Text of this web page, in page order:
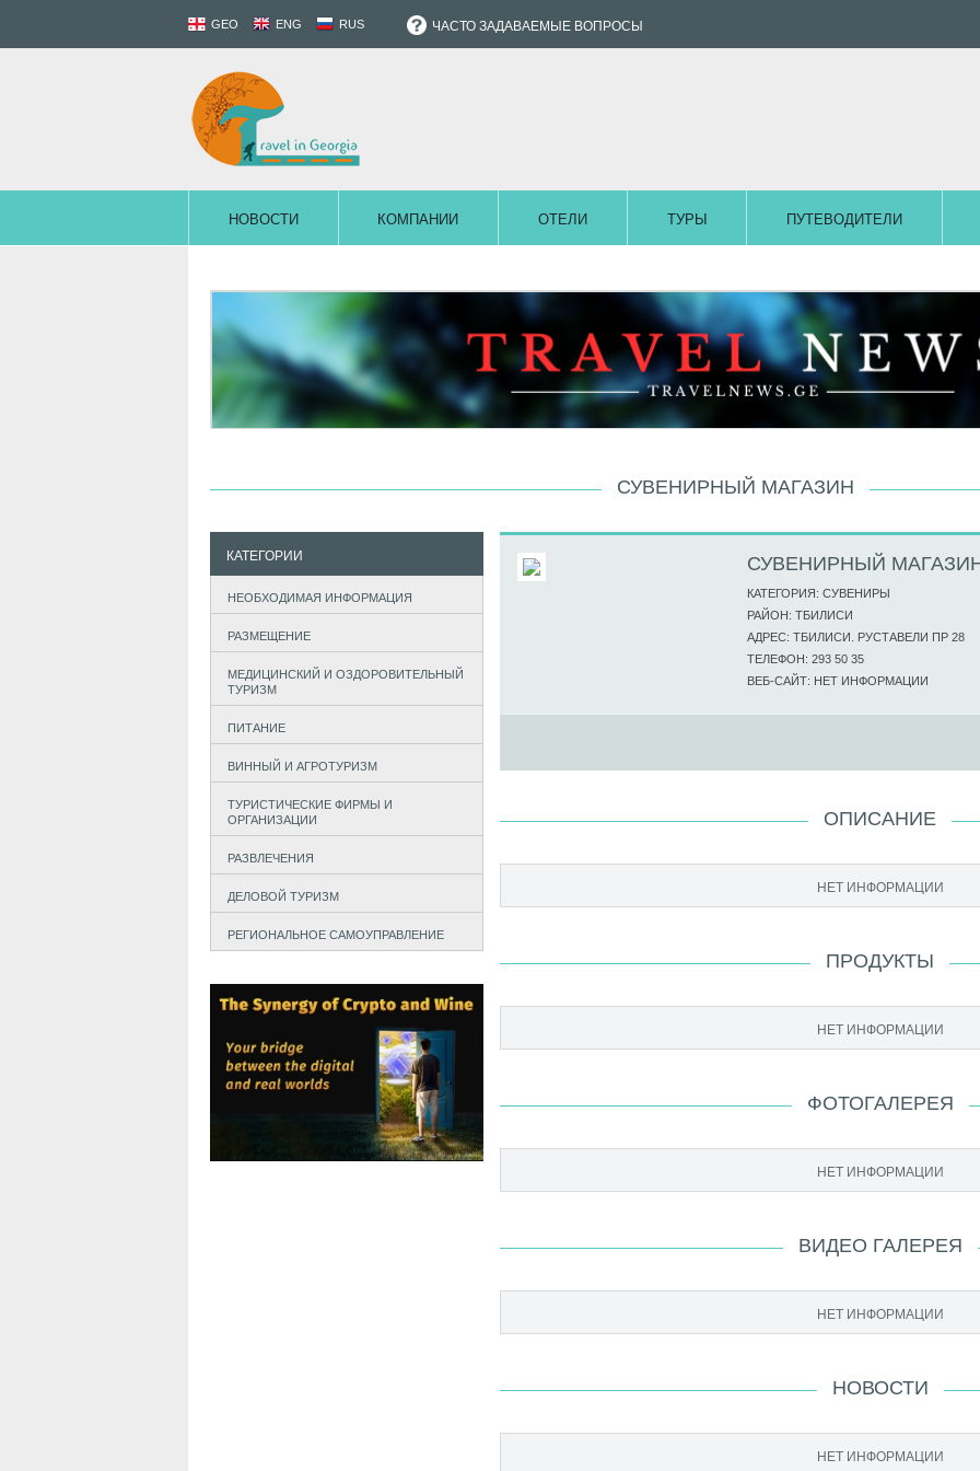
GEO ENG RUS ЧАСТО ЗАДАВАЕМЫЕ ВОПРОСЫ
НОВОСТИ КОМПАНИИ ОТЕЛИ ТУРЫ ПУТЕВОДИТЕЛИ
СУВЕНИРНЫЙ МАГАЗИН
КАТЕГОРИИ
НЕОБХОДИМАЯ ИНФОРМАЦИЯ
РАЗМЕЩЕНИЕ
МЕДИЦИНСКИЙ И ОЗДОРОВИТЕЛЬНЫЙ
ТУРИЗМ
ПИТАНИЕ
ВИННЫЙ И АГРОТУРИЗМ
ТУРИСТИЧЕСКИЕ ФИРМЫ И
ОРГАНИЗАЦИИ
РАЗВЛЕЧЕНИЯ
ДЕЛОВОЙ ТУРИЗМ
РЕГИОНАЛЬНОЕ САМОУПРАВЛЕНИЕ
СУВЕНИРНЫЙ
КАТЕГОРИЯ: СУВЕНИРЫ
РАЙОН: ТБИЛИСИ
АДРЕС: ТБИЛИСИ. РУСТАВЕЛИ ПР 28
ТЕЛЕФОН: 293 50 35
ВЕБ-САЙТ: НЕТ ИНФОРМАЦИИ
ОПИСАНИЕ
НЕТ ИНФОРМАЦИИ
ПРОДУКТЫ
НЕТ ИНФОРМАЦИИ
ФОТОГАЛЕРЕЯ
НЕТ ИНФОРМАЦИИ
ВИДЕО ГАЛЕРЕЯ
НЕТ ИНФОРМАЦИИ
НОВОСТИ
НЕТ ИНФОРМАЦИИ